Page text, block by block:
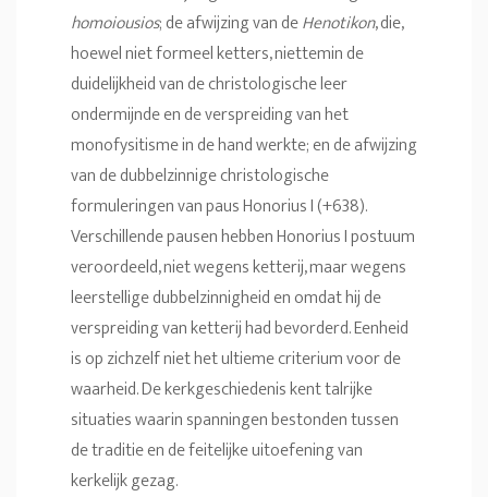
homoiousios; de afwijzing van deHenotikon, die,
hoewel niet formeel ketters, niettemin de
duidelijkheid van de christologische leer
ondermijnde en de verspreiding van het
monofysitisme in de hand werkte; en de afwijzing
van de dubbelzinnige christologische
formuleringen van paus Honorius I (+638).
Verschillende pausen hebben Honorius I postuum
veroordeeld, niet wegens ketterij, maar wegens
leerstellige dubbelzinnigheid en omdat hij de
verspreiding van ketterij had bevorderd. Eenheid
is op zichzelf niet het ultieme criterium voor de
waarheid. De kerkgeschiedenis kent talrijke
situaties waarin spanningen bestonden tussen
de traditie en de feitelijke uitoefening van
kerkelijk gezag.